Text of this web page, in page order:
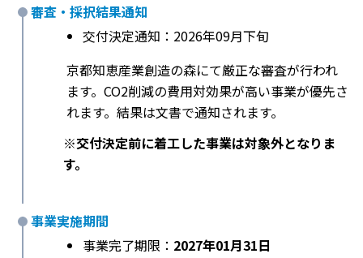
審査・採択結果通知
交付決定通知：2026年09月下旬
京都知恵産業創造の森にて厳正な審査が行われ
ます。CO2削減の費用対効果が高い事業が優先さ
れます。結果は文書で通知されます。
※交付決定前に着工した事業は対象外となりま
す。
事業実施期間
事業完了期限： 2027年01月31日